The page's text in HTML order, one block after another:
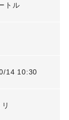
トル
14 10:30